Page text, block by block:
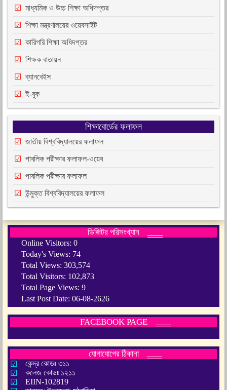
মাধ্যমিক ও উচ্চ শিক্ষা অধিদপ্তর
শিক্ষা মন্ত্রণালয়ের ওয়েবসাইট
কারিগরি শিক্ষা অধিদপ্তর
শিক্ষক বাতায়ন
ব্যানবেইস
ই-বুক
শিক্ষাবোর্ডের ফলাফল
জাতীয় বিশ্ববিদ্যালয়ের ফলাফল
পাবলিক পরীক্ষার ফলাফল-ওয়েব
পাবলিক পরীক্ষার ফলাফল
উন্মুক্ত বিশ্ববিদ্যালয়ের ফলাফল
ভিজিটর পরিসংখ্যান
Online Visitors: 0
Today's Views: 74
Total Views: 303,574
Total Visitors: 102,873
Total Page Views: 9
Last Post Date: 06-08-2626
FACEBOOK PAGE
যোগাযোগের ঠিকানা
কেন্দ্র কোডঃ ৩১১
কলেজ কোডঃ ১২১১
EIIN-102819